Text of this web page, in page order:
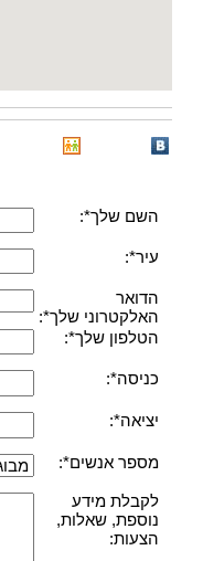
השם שלך*:
עיר*:
הדואר
האלקטרוני שלך*:
הטלפון שלך*:
כניסה*:
יציאה*:
מספר אנשים*:
לקבלת מידע
נוספת, שאלות,
הצעות: